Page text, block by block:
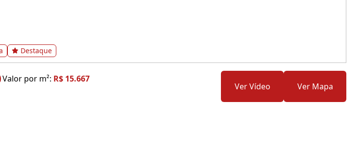
Destaque
Valor por m²: R$ 15.667
Ver Vídeo Ver Mapa